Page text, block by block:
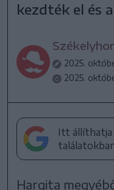
kezdték el és
2025.
2025.
Itt állíthatja
Hargita